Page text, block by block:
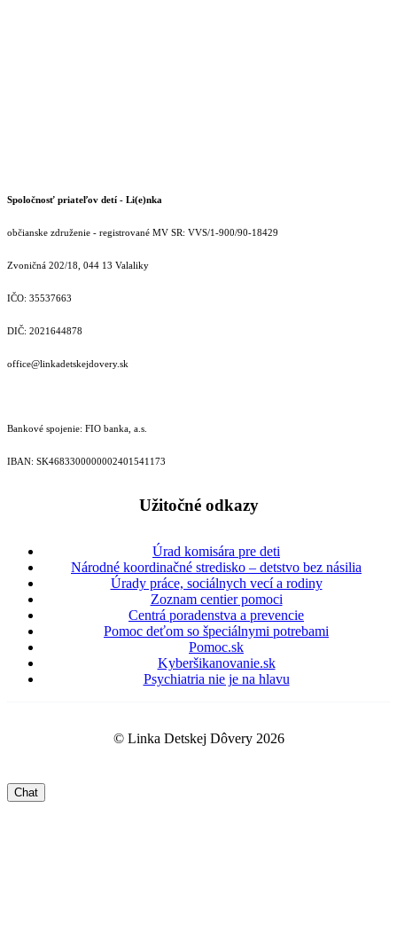
Spoločnosť priateľov detí - Li(e)nka
občianske združenie - registrované MV SR: VVS/1-900/90-18429
Zvoničná 202/18, 044 13 Valaliky
IČO: 35537663
DIČ: 2021644878
office@linkadetskejdovery.sk
Bankové spojenie: FIO banka, a.s.
IBAN: SK46833000000­02401541173
Užitočné odkazy
Úrad komisára pre deti
Národné koordinačné stredisko – detstvo bez násilia
Úrady práce, sociálnych vecí a rodiny
Zoznam centier pomoci
Centrá poradenstva a prevencie
Pomoc deťom so špeciálnymi potrebami
Pomoc.sk
Kyberšikanovanie.sk
Psychiatria nie je na hlavu
© Linka Detskej Dôvery 2026